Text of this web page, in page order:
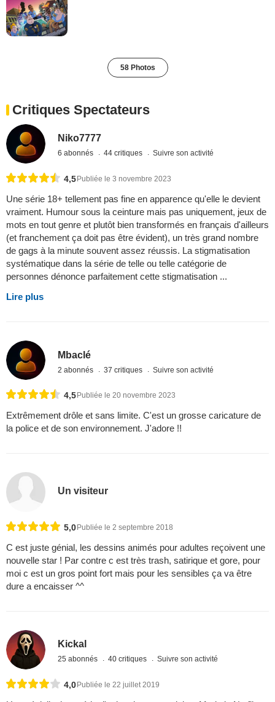
58 Photos
Critiques Spectateurs
Niko7777
6 abonnés 44 critiques Suivre son activité
4,5 Publiée le 3 novembre 2023
Une série 18+ tellement pas fine en apparence qu'elle le devient
vraiment. Humour sous la ceinture mais pas uniquement, jeux de
mots en tout genre et plutôt bien transformés en français d'ailleurs
(et franchement ça doit pas être évident), un très grand nombre
de gags à la minute souvent assez réussis. La stigmatisation
systématique dans la série de telle ou telle catégorie de
personnes dénonce parfaitement cette stigmatisation ...
Lire plus
Mbaclé
2 abonnés 37 critiques Suivre son activité
4,5 Publiée le 20 novembre 2023
Extrêmement drôle et sans limite. C'est un grosse caricature de
la police et de son environnement. J'adore !!
Un visiteur
5,0Publiée le 2 septembre 2018
C est juste génial, les dessins animés pour adultes reçoivent une
nouvelle star ! Par contre c est très trash, satirique et gore, pour
moi c est un gros point fort mais pour les sensibles ça va être
dure a encaisser ^^
Kickal
25 abonnés 40 critiques Suivre son activité
4,0Publiée le 22 juillet 2019